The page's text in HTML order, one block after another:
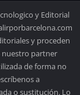
y Editorial
y proceden
nuestro partner
de forma no
a
o sustitución. Lo